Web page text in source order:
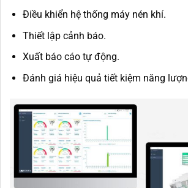
Điều khiển hệ thống máy nén khí.
Thiết lập cảnh báo.
Xuất báo cáo tự động.
Đánh giá hiệu quả tiết kiệm năng